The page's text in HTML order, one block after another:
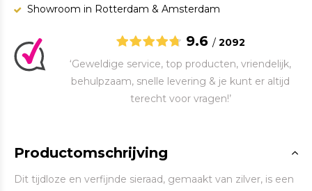
Showroom in Rotterdam & Amsterdam
9.6 / 2092
‘Geweldige service, top producten, vriendelijk,
behulpzaam, snelle levering & je kunt er altijd
terecht voor vragen!’
Productomschrijving
Dit tijdloze en verfijnde sieraad, gemaakt van zilver, is een